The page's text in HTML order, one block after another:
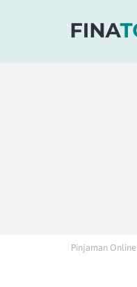
Pinjaman Online